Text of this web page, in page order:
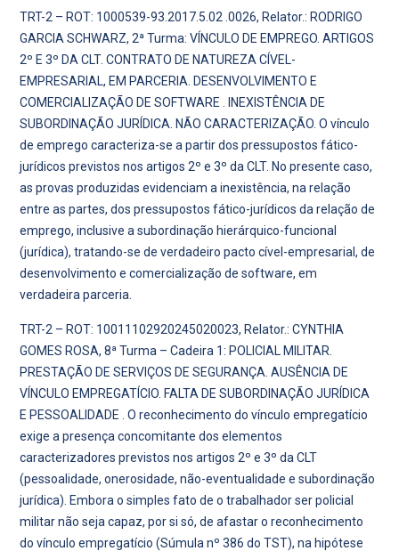
TRT-2 – ROT: 1000539-93.2017.5.02 .0026, Relator.: RODRIGO
GARCIA SCHWARZ, 2ª Turma: VÍNCULO DE EMPREGO. ARTIGOS
2º E 3º DA CLT. CONTRATO DE NATUREZA CÍVEL-
EMPRESARIAL, EM PARCERIA. DESENVOLVIMENTO E
COMERCIALIZAÇÃO DE SOFTWARE . INEXISTÊNCIA DE
SUBORDINAÇÃO JURÍDICA. NÃO CARACTERIZAÇÃO. O vínculo
de emprego caracteriza-se a partir dos pressupostos fático-
jurídicos previstos nos artigos 2º e 3º da CLT. No presente caso,
as provas produzidas evidenciam a inexistência, na relação
entre as partes, dos pressupostos fático-jurídicos da relação de
emprego, inclusive a subordinação hierárquico-funcional
(jurídica), tratando-se de verdadeiro pacto cível-empresarial, de
desenvolvimento e comercialização de software, em
verdadeira parceria.
TRT-2 – ROT: 10011102920245020023, Relator.: CYNTHIA
GOMES ROSA, 8ª Turma – Cadeira 1: POLICIAL MILITAR.
PRESTAÇÃO DE SERVIÇOS DE SEGURANÇA. AUSÊNCIA DE
VÍNCULO EMPREGATÍCIO. FALTA DE SUBORDINAÇÃO JURÍDICA
E PESSOALIDADE . O reconhecimento do vínculo empregatício
exige a presença concomitante dos elementos
caracterizadores previstos nos artigos 2º e 3º da CLT
(pessoalidade, onerosidade, não-eventualidade e subordinação
jurídica). Embora o simples fato de o trabalhador ser policial
militar não seja capaz, por si só, de afastar o reconhecimento
do vínculo empregatício (Súmula nº 386 do TST), na hipótese